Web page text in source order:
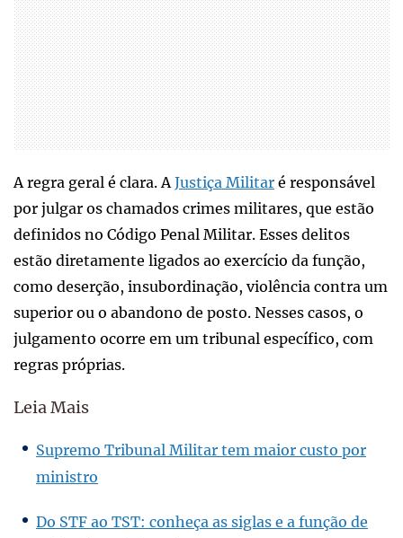
A regra geral é clara. A Justiça Militar é responsável
por julgar os chamados crimes militares, que estão
definidos no Código Penal Militar. Esses delitos
estão diretamente ligados ao exercício da função,
como deserção, insubordinação, violência contra um
superior ou o abandono de posto. Nesses casos, o
julgamento ocorre em um tribunal específico, com
regras próprias.
Leia Mais
Supremo Tribunal Militar tem maior custo por
ministro
Do STF ao TST: conheça as siglas e a função de